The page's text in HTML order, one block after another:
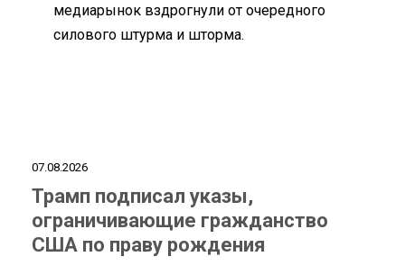
медиарынок вздрогнули от очередного
силового штурма и шторма.
07.08.2026
Трамп подписал указы,
ограничивающие гражданство
США по праву рождения